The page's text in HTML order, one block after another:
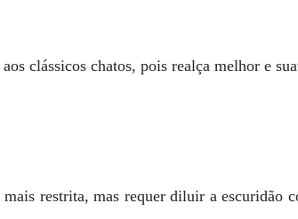
clássicos chatos, pois realça melhor e
mais restrita, mas requer diluir a